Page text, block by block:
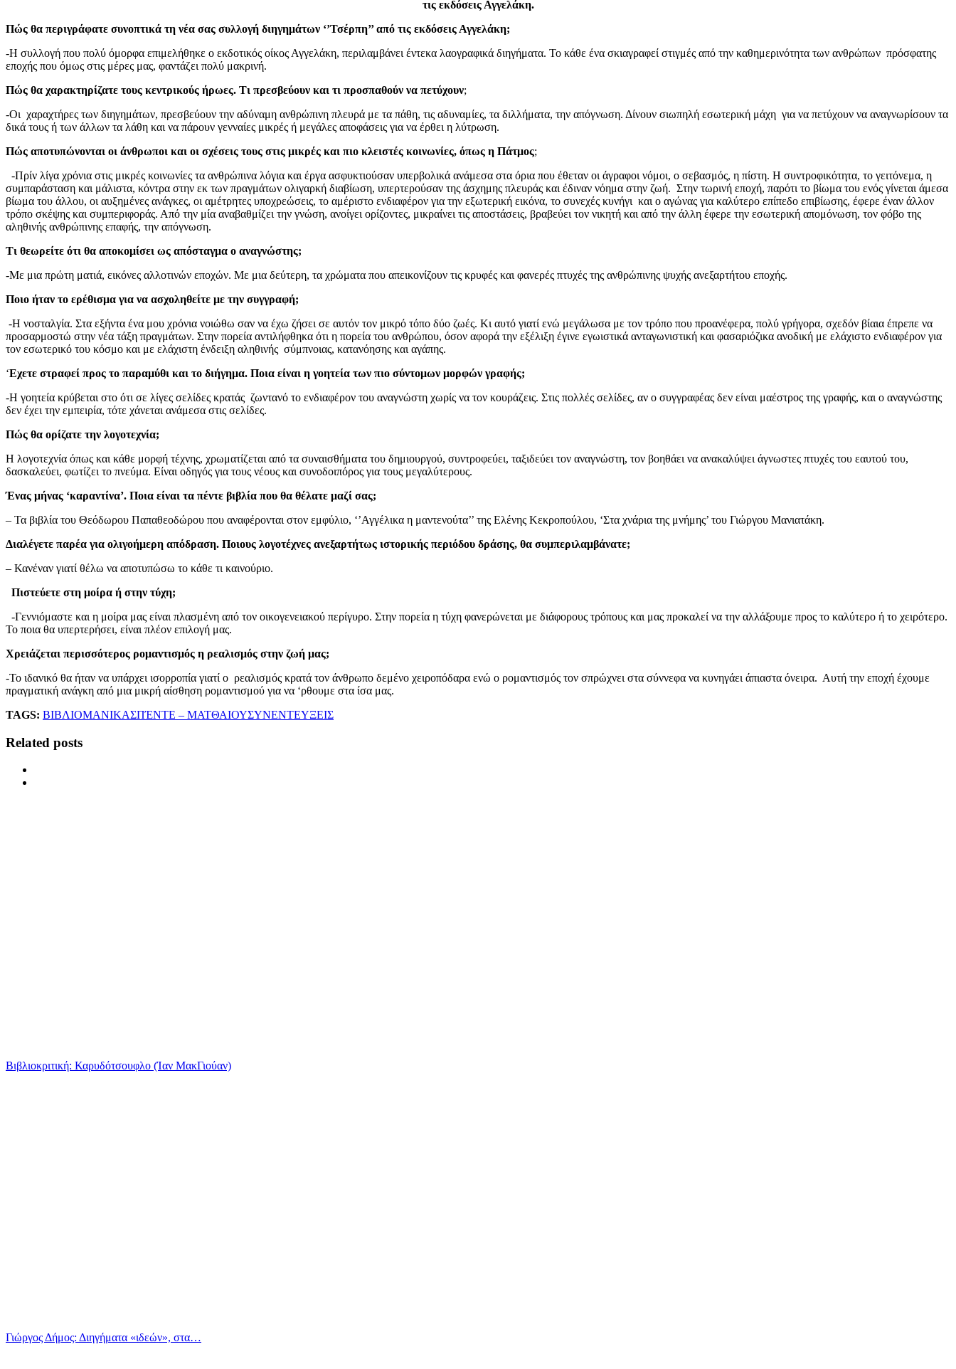
τις εκδόσεις Αγγελάκη.
Πώς θα περιγράφατε συνοπτικά τη νέα σας συλλογή διηγημάτων ‘’Τσέρπη’’ από τις εκδόσεις Αγγελάκη;
-Η συλλογή που πολύ όμορφα επιμελήθηκε ο εκδοτικός οίκος Αγγελάκη, περιλαμβάνει έντεκα λαογραφικά διηγήματα. Το κάθε ένα σκιαγραφεί στιγμές από την καθημερινότητα των ανθρώπων πρόσφατης
εποχής που όμως στις μέρες μας, φαντάζει πολύ μακρινή.
Πώς θα χαρακτηρίζατε τους κεντρικούς ήρωες. Τι πρεσβεύουν και τι προσπαθούν να πετύχουν;
-Οι χαραχτήρες των διηγημάτων, πρεσβεύουν την αδύναμη ανθρώπινη πλευρά με τα πάθη, τις αδυναμίες, τα διλλήματα, την απόγνωση. Δίνουν σιωπηλή εσωτερική μάχη για να πετύχουν να αναγνωρίσουν τα
δικά τους ή των άλλων τα λάθη και να πάρουν γενναίες μικρές ή μεγάλες αποφάσεις για να έρθει η λύτρωση.
Πώς αποτυπώνονται οι άνθρωποι και οι σχέσεις τους στις μικρές και πιο κλειστές κοινωνίες, όπως η Πάτμος;
-Πρίν λίγα χρόνια στις μικρές κοινωνίες τα ανθρώπινα λόγια και έργα ασφυκτιούσαν υπερβολικά ανάμεσα στα όρια που έθεταν οι άγραφοι νόμοι, ο σεβασμός, η πίστη. Η συντροφικότητα, το γειτόνεμα, η
συμπαράσταση και μάλιστα, κόντρα στην εκ των πραγμάτων ολιγαρκή διαβίωση, υπερτερούσαν της άσχημης πλευράς και έδιναν νόημα στην ζωή. Στην τωρινή εποχή, παρότι το βίωμα του ενός γίνεται άμεσα
βίωμα του άλλου, οι αυξημένες ανάγκες, οι αμέτρητες υποχρεώσεις, το αμέριστο ενδιαφέρον για την εξωτερική εικόνα, το συνεχές κυνήγι και ο αγώνας για καλύτερο επίπεδο επιβίωσης, έφερε έναν άλλον
τρόπο σκέψης και συμπεριφοράς. Από την μία αναβαθμίζει την γνώση, ανοίγει ορίζοντες, μικραίνει τις αποστάσεις, βραβεύει τον νικητή και από την άλλη έφερε την εσωτερική απομόνωση, τον φόβο της
αληθινής ανθρώπινης επαφής, την απόγνωση.
Τι θεωρείτε ότι θα αποκομίσει ως απόσταγμα ο αναγνώστης;
-Με μια πρώτη ματιά, εικόνες αλλοτινών εποχών. Με μια δεύτερη, τα χρώματα που απεικονίζουν τις κρυφές και φανερές πτυχές της ανθρώπινης ψυχής ανεξαρτήτου εποχής.
Ποιο ήταν το ερέθισμα για να ασχοληθείτε με την συγγραφή;
-Η νοσταλγία. Στα εξήντα ένα μου χρόνια νοιώθω σαν να έχω ζήσει σε αυτόν τον μικρό τόπο δύο ζωές. Κι αυτό γιατί ενώ μεγάλωσα με τον τρόπο που προανέφερα, πολύ γρήγορα, σχεδόν βίαια έπρεπε να
προσαρμοστώ στην νέα τάξη πραγμάτων. Στην πορεία αντιλήφθηκα ότι η πορεία του ανθρώπου, όσον αφορά την εξέλιξη έγινε εγωιστικά ανταγωνιστική και φασαριόζικα ανοδική με ελάχιστο ενδιαφέρον για
τον εσωτερικό του κόσμο και με ελάχιστη ένδειξη αληθινής σύμπνοιας, κατανόησης και αγάπης.
‘Εχετε στραφεί προς το παραμύθι και το διήγημα. Ποια είναι η γοητεία των πιο σύντομων μορφών γραφής;
-Η γοητεία κρύβεται στο ότι σε λίγες σελίδες κρατάς ζωντανό το ενδιαφέρον του αναγνώστη χωρίς να τον κουράζεις. Στις πολλές σελίδες, αν ο συγγραφέας δεν είναι μαέστρος της γραφής, και ο αναγνώστης
δεν έχει την εμπειρία, τότε χάνεται ανάμεσα στις σελίδες.
Πώς θα ορίζατε την λογοτεχνία;
Η λογοτεχνία όπως και κάθε μορφή τέχνης, χρωματίζεται από τα συναισθήματα του δημιουργού, συντροφεύει, ταξιδεύει τον αναγνώστη, τον βοηθάει να ανακαλύψει άγνωστες πτυχές του εαυτού του,
δασκαλεύει, φωτίζει το πνεύμα. Είναι οδηγός για τους νέους και συνοδοιπόρος για τους μεγαλύτερους.
Ένας μήνας ‘καραντίνα’. Ποια είναι τα πέντε βιβλία που θα θέλατε μαζί σας;
– Τα βιβλία του Θεόδωρου Παπαθεοδώρου που αναφέρονται στον εμφύλιο, ‘’Αγγέλικα η μαντενούτα’’ της Ελένης Κεκροπούλου, ‘Στα χνάρια της μνήμης’ του Γιώργου Μανιατάκη.
Διαλέγετε παρέα για ολιγοήμερη απόδραση. Ποιους λογοτέχνες ανεξαρτήτως ιστορικής περιόδου δράσης, θα συμπεριλαμβάνατε;
– Κανέναν γιατί θέλω να αποτυπώσω το κάθε τι καινούριο.
Πιστεύετε στη μοίρα ή στην τύχη;
-Γεννιόμαστε και η μοίρα μας είναι πλασμένη από τον οικογενειακού περίγυρο. Στην πορεία η τύχη φανερώνεται με διάφορους τρόπους και μας προκαλεί να την αλλάξουμε προς το καλύτερο ή το χειρότερο.
Το ποια θα υπερτερήσει, είναι πλέον επιλογή μας.
Χρειάζεται περισσότερος ρομαντισμός η ρεαλισμός στην ζωή μας;
-Το ιδανικό θα ήταν να υπάρχει ισορροπία γιατί ο ρεαλισμός κρατά τον άνθρωπο δεμένο χειροπόδαρα ενώ ο ρομαντισμός τον σπρώχνει στα σύννεφα να κυνηγάει άπιαστα όνειρα. Αυτή την εποχή έχουμε
πραγματική ανάγκη από μια μικρή αίσθηση ρομαντισμού για να ‘ρθουμε στα ίσα μας.
TAGS: ΒΙΒΛΙΟΜΑΝΙΚΑΣΠΈΝΤΕ – ΜΑΤΘΑΙΟΥΣΥΝΕΝΤΕΥΞΕΙΣ
Related posts
Βιβλιοκριτική: Καρυδότσουφλο (Ίαν ΜακΓιούαν)
Γιώργος Δήμος: Διηγήματα «ιδεών», στα…